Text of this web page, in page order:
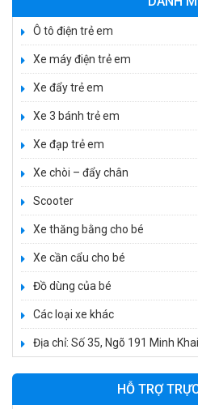
Ô tô điện trẻ em
Xe máy điện trẻ em
Xe đẩy trẻ em
Xe 3 bánh trẻ em
Xe đạp trẻ em
Xe chòi – đẩy chân
Scooter
Xe thăng bằng cho bé
Xe cần cẩu cho bé
Đồ dùng của bé
Các loại xe khác
Địa chỉ: Số 35, Ngõ 191 Minh Khai
HỖ TRỢ
Xe máy điện
Xe cần cẩu trẻ
900.000 ₫
Xe máy điện
Xe điện trẻ
900.000 ₫
1.250.000 ₫